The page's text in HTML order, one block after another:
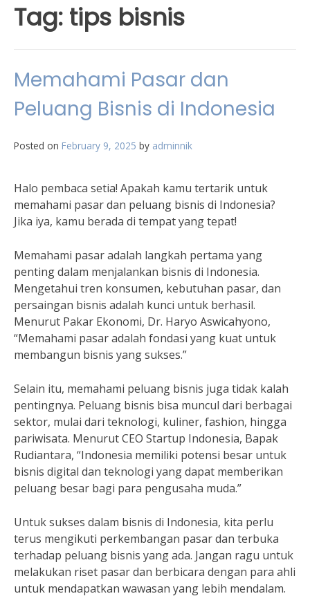
Tag: tips bisnis
Memahami Pasar dan
Peluang Bisnis di Indonesia
Posted on February 9, 2025 by adminnik
Halo pembaca setia! Apakah kamu tertarik untuk
memahami pasar dan peluang bisnis di Indonesia?
Jika iya, kamu berada di tempat yang tepat!
Memahami pasar adalah langkah pertama yang
penting dalam menjalankan bisnis di Indonesia.
Mengetahui tren konsumen, kebutuhan pasar, dan
persaingan bisnis adalah kunci untuk berhasil.
Menurut Pakar Ekonomi, Dr. Haryo Aswicahyono,
“Memahami pasar adalah fondasi yang kuat untuk
membangun bisnis yang sukses.”
Selain itu, memahami peluang bisnis juga tidak kalah
pentingnya. Peluang bisnis bisa muncul dari berbagai
sektor, mulai dari teknologi, kuliner, fashion, hingga
pariwisata. Menurut CEO Startup Indonesia, Bapak
Rudiantara, “Indonesia memiliki potensi besar untuk
bisnis digital dan teknologi yang dapat memberikan
peluang besar bagi para pengusaha muda.”
Untuk sukses dalam bisnis di Indonesia, kita perlu
terus mengikuti perkembangan pasar dan terbuka
terhadap peluang bisnis yang ada. Jangan ragu untuk
melakukan riset pasar dan berbicara dengan para ahli
untuk mendapatkan wawasan yang lebih mendalam.